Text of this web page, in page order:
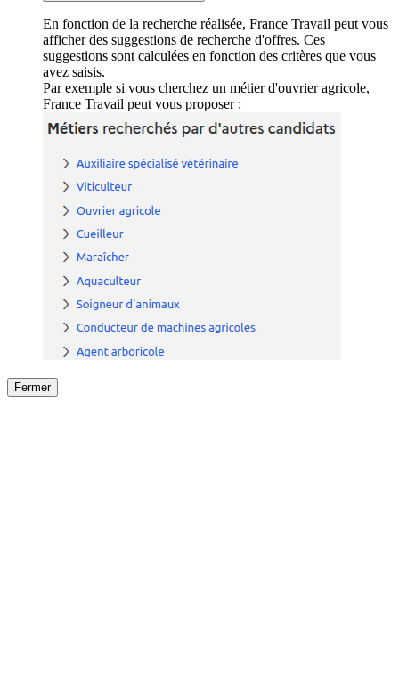
En fonction de la recherche réalisée, France Travail peut vous
afficher des suggestions de recherche d'offres. Ces
suggestions sont calculées en fonction des critères que vous
avez saisis.
Par exemple si vous cherchez un métier d'ouvrier agricole,
France Travail peut vous proposer :
Fermer